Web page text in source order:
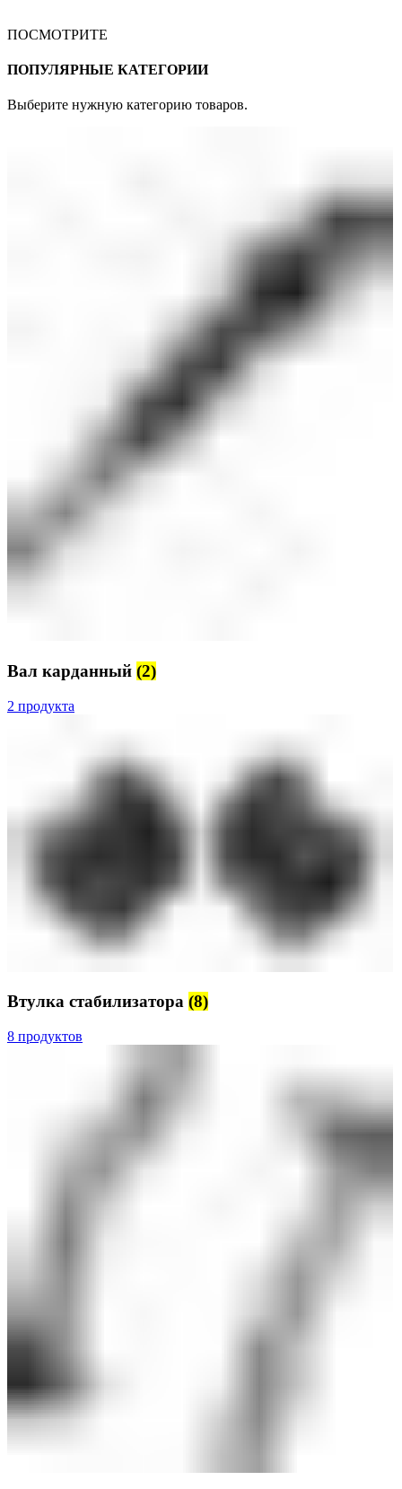
ПОСМОТРИТЕ
ПОПУЛЯРНЫЕ КАТЕГОРИИ
Выберите нужную категорию товаров.
Вал карданный (2)
2 продукта
Втулка стабилизатора (8)
8 продуктов